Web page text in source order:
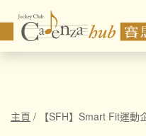
主頁 / 【SFH】Smart Fit運動